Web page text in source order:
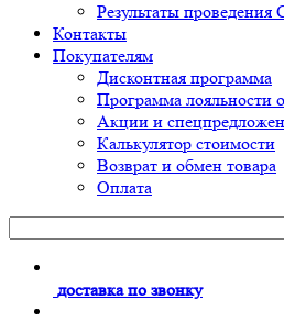
Результаты
Контакты
Покупателям
Дисконтная программа
Программа лояльности
Акции и
Калькулятор стоимости
Возврат и обмен товара
Оплата
доставка по звонку